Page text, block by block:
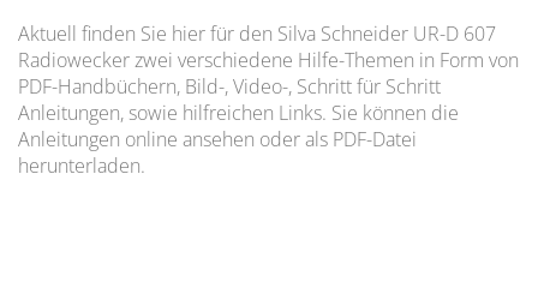
Aktuell finden Sie hier für den Silva Schneider UR-D 607
Radiowecker zwei verschiedene Hilfe-Themen in Form von
PDF-Handbüchern, Bild-, Video-, Schritt für Schritt
Anleitungen, sowie hilfreichen Links. Sie können die
Anleitungen online ansehen oder als PDF-Datei
herunterladen.